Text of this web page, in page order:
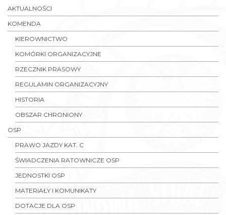
AKTUALNOŚCI
KOMENDA
KIEROWNICTWO
KOMÓRKI ORGANIZACYJNE
RZECZNIK PRASOWY
REGULAMIN ORGANIZACYJNY
HISTORIA
OBSZAR CHRONIONY
OSP
PRAWO JAZDY KAT. C
ŚWIADCZENIA RATOWNICZE OSP
JEDNOSTKI OSP
MATERIAŁY I KOMUNIKATY
DOTACJE DLA OSP